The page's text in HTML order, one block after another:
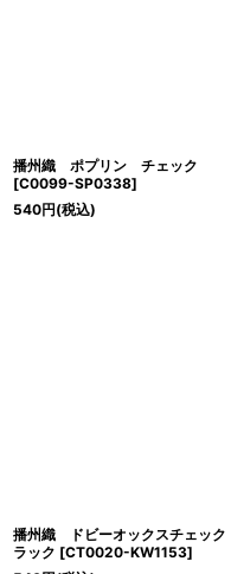
播州織 ポプリン チェック
[C0099-SP0338]
540円(税込)
播州織 ドビーオックスチェッ
ラック [CT0020-KW1153]